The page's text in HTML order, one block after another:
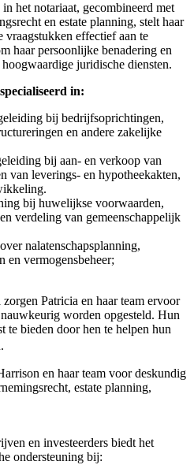
het notariaat, gecombineerd met
en estate planning, stelt haar
vraagstukken effectief aan te
haar persoonlijke benadering en
juridische diensten.
in:
bij bedrijfsoprichtingen,
en andere zakelijke
bij aan- en verkoop van
van leverings- en hypotheekakten,
bij huwelijkse voorwaarden,
verdeling van gemeenschappelijk
nalatenschapsplanning,
en vermogensbeheer;
Patricia en haar team ervoor
worden opgesteld. Hun
te bieden door hen te helpen hun
en haar team voor deskundig
estate planning,
en investeerders biedt het
ondersteuning bij: